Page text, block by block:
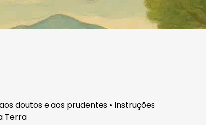
doutos e aos prudentes • Instruções
Terra